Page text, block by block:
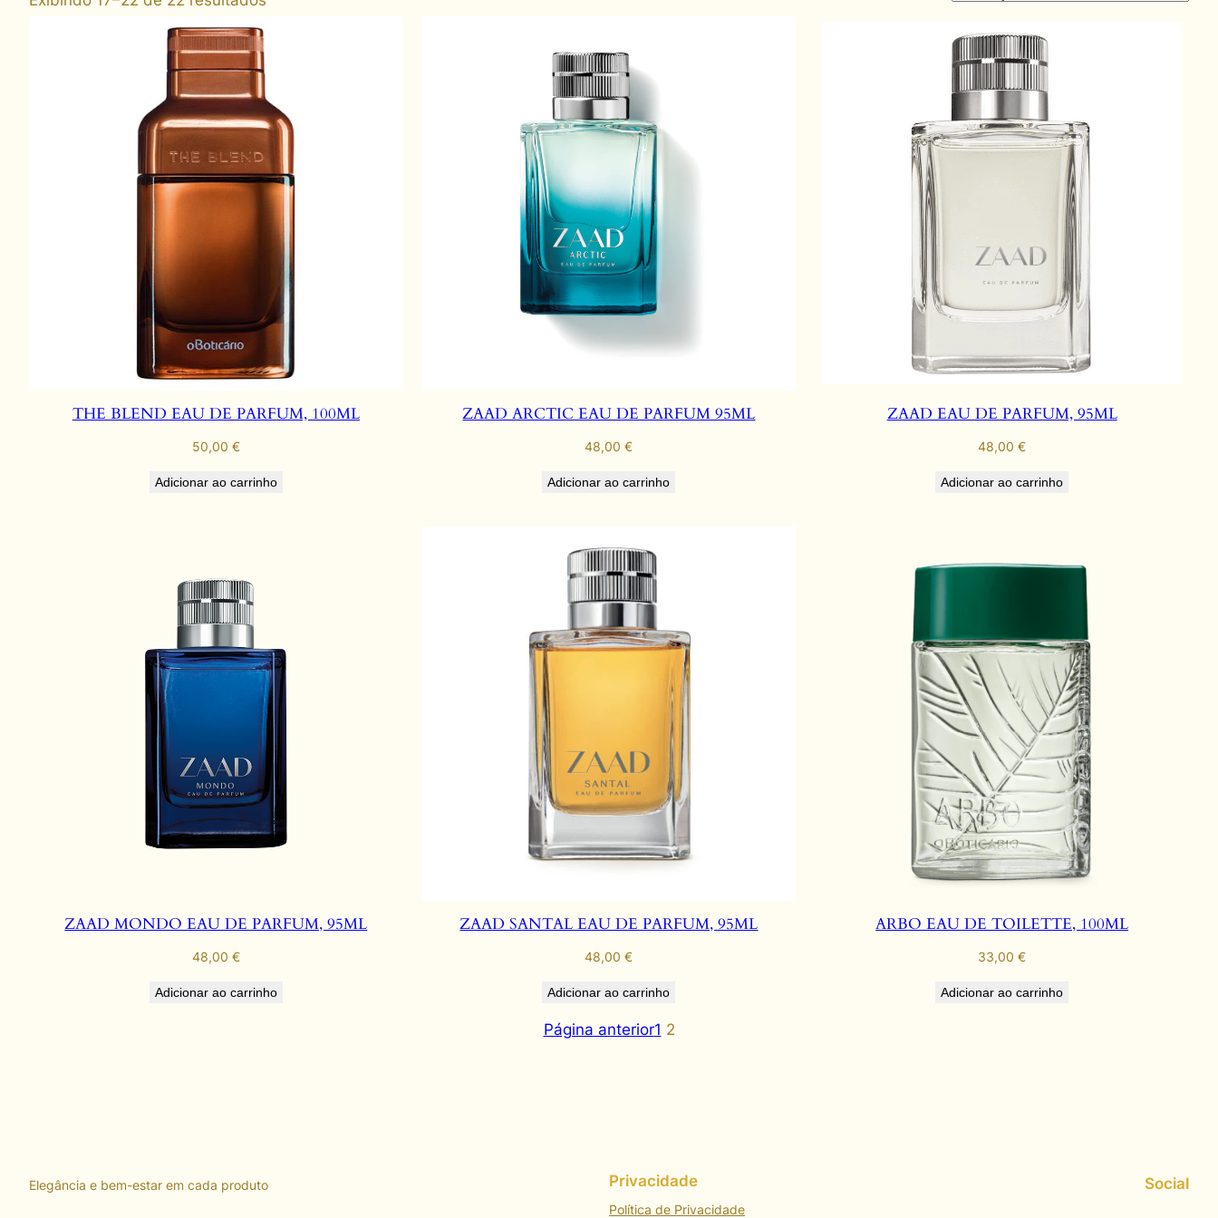
THE BLEND EAU DE PARFUM, 100ML
50,00 €
Adicionar ao carrinho
ZAAD ARCTIC EAU DE PARFUM 95ML
48,00€
Adicionar ao carrinho
ZAAD EAU DE PARFUM, 95ML
48,00€
Adicionar ao carrinho
ZAAD MONDO EAU DE PARFUM, 95ML
48,00 €
Adicionar ao carrinho
ZAAD SANTAL EAU DE PARFUM, 95ML
48,00€
Adicionar ao carrinho
ARBO EAU DE TOILETTE, 100ML
33,00€
Adicionar ao carrinho
Página anterior1 2
Elegância e bem-estar em cada produto Privacidade
Política de Privacidade
Social